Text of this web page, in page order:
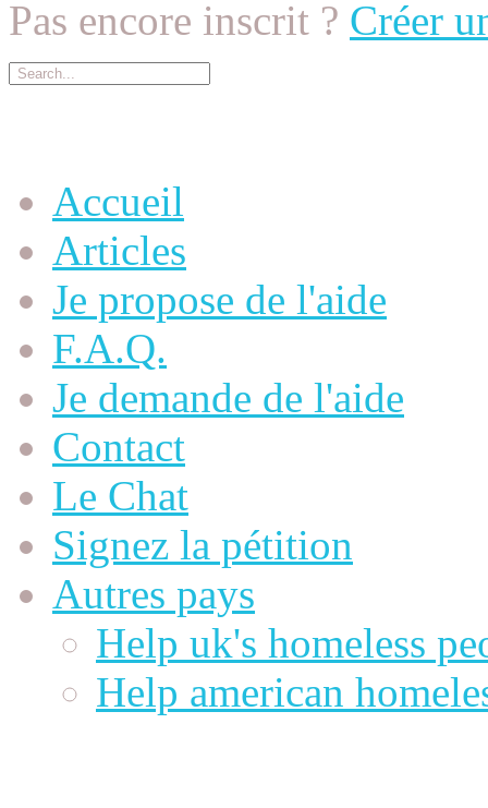
Pas encore inscrit ? Créer
Accueil
Articles
Je propose de l'aide
F.A.Q.
Je demande de l'aide
Contact
Le Chat
Signez la pétition
Autres pays
Help uk's homeless
Help american